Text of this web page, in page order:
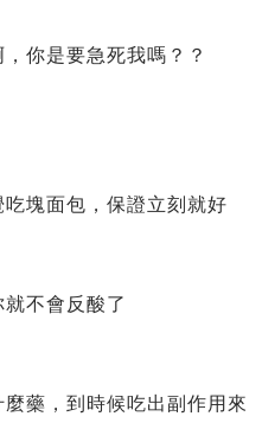
你是要急死我嗎？？
塊面包，保證立刻就好
不會反酸了
藥，到時候吃出副作用來